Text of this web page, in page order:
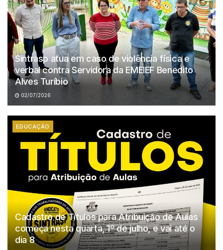
Sintrasp atua em caso de violência física e
verbal contra Servidora da EMEIEF Benedito
Alves Turíbio
02/07/2026
EDUCAÇÃO
Cadastro de Títulos para Atribuição de Aulas
começa nesta quarta, 1º de julho, e vai até o
dia 8